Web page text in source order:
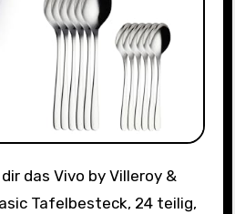
Tafelbesteck, 24 teilig,